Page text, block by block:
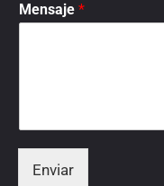
Mensaje *
Enviar